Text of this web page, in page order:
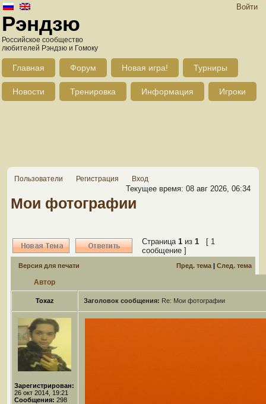
Войти
Рэндзю
Российское сообщество
любителей Рэндзю и Гомоку
Главная Форум Новая игра! Турниры
Новости Тренировка Информация Игроки
Пользователи Регистрация Вход
Текущее время: 08 авг 2026, 06:34
Мои фотографии
Страница 1 из 1 [ 1
сообщение ]
Версия для печати Пред. тема | След. тема
Автор
Toxaz Заголовок сообщения: Re: Мои фотографии
Зарегистрирован:
26 окт 2014, 19:21
Сообщения: 298